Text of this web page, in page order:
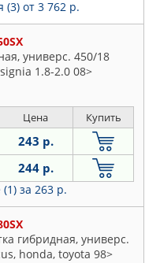
(3) от 3 762 р.
универс. 450/18
1.8-2.0 08>
Цена Купить
243 р.
244 р.
за 263 р.
гибридная, универс.
honda, toyota 98>